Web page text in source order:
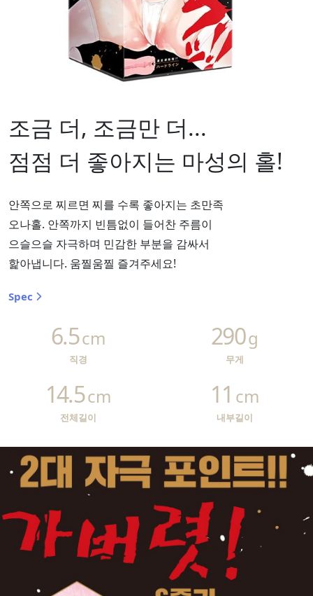
조금 더, 조금만 더...
점점 더 좋아지는 마성의 홀!
안쪽으로 찌르면 찌를 수록 좋아지는 초만족
오나홀. 안쪽까지 빈틈없이 들어찬 주름이
으슬으슬 자극하며 민감한 부분을 감싸서
핥아냅니다. 움찔움찔 즐겨주세요!
Spec
직경
6.5cm
무게
290g
전체길이
14.5cm
내부길이
11 cm